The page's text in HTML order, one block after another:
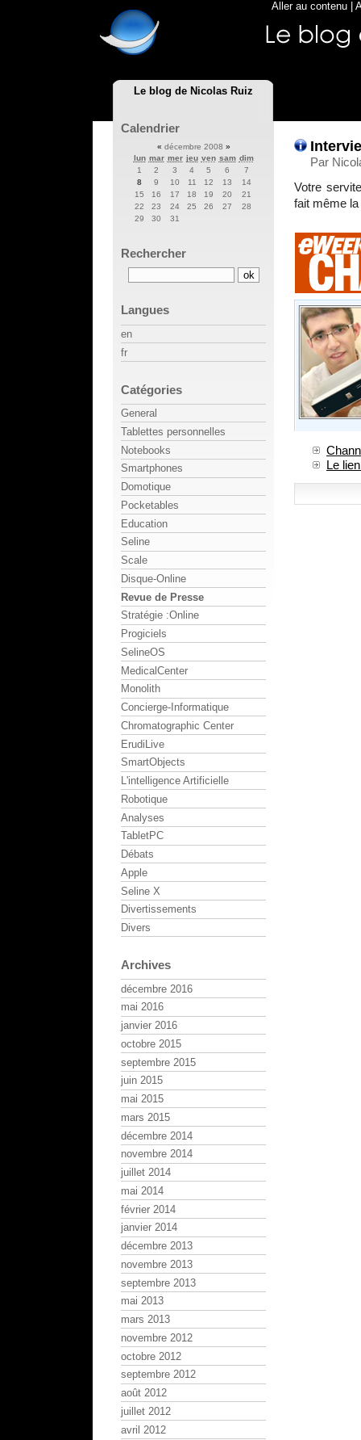
Le blog de Nicolas Ruiz
Aller au contenu
Par
Votre
fait même
Le
Calendrier
« décembre 2008 »
lun mar mer jeu ven sam dim
1
2 3 4 5 6
7
8
9 10 11 12 13
14
15
16 17 18 19 20
21
22
23 24 25 26 27
28
29
30 31
Rechercher
Langues
en
fr
Catégories
General
Tablettes personnelles
Notebooks
Smartphones
Domotique
Pocketables
Education
Seline
Scale
Disque-Online
Revue de Presse
Stratégie :Online
Progiciels
SelineOS
MedicalCenter
Monolith
Concierge-Informatique
Chromatographic Center
ErudiLive
SmartObjects
L'intelligence Artificielle
Robotique
Analyses
TabletPC
Débats
Apple
Seline X
Divertissements
Divers
Archives
décembre 2016
mai 2016
janvier 2016
octobre 2015
septembre 2015
juin 2015
mai 2015
mars 2015
décembre 2014
novembre 2014
juillet 2014
mai 2014
février 2014
janvier 2014
décembre 2013
novembre 2013
septembre 2013
mai 2013
mars 2013
novembre 2012
octobre 2012
septembre 2012
août 2012
juillet 2012
avril 2012